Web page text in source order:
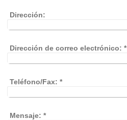
Dirección:
Dirección de correo electrónico: *
Teléfono/Fax: *
Mensaje: *